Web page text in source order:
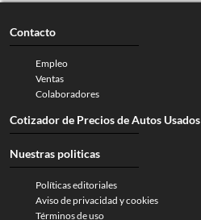
Contacto
Empleo
Ventas
Colaboradores
Cotizador de Precios de Autos Usados
Nuestras politicas
Políticas editoriales
Aviso de privacidad y cookies
Términos de uso